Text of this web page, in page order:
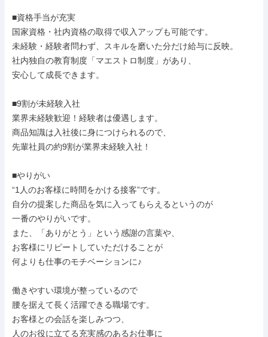
■資格手当が充実
国家資格・社内資格の取得で収入アップも可能です。
未経験・経験者問わず、スキルを磨いた分だけ給与に反映。
社内独自の教育制度「マエストロ制度」があり、
安心して成長できます。
■9割が未経験入社
業界未経験歓迎！経験者は優遇します。
商品知識は入社後に身につけられるので、
先輩社員の約9割が業界未経験入社！
■やりがい
“1人のお客様に時間をかける接客”です。
自分の提案した商品を気に入ってもらえるというのが
一番のやりがいです。
また、「ありがとう」という感謝の言葉や、
お客様にリピートしていただけることが
何よりも仕事のモチベーションに♪
働きやすい環境が整っているので
腰を据えて長く活躍できる職場です。
お客様との会話を楽しみつつ、
人のお役に立てる充実感のあるお仕事に